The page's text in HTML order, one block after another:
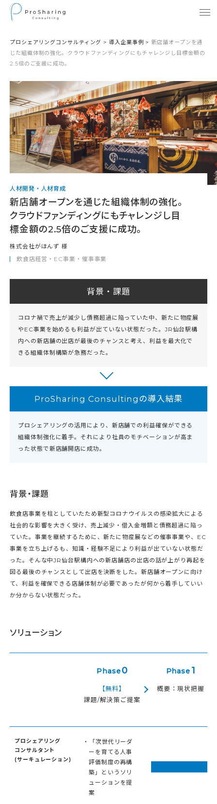
プロシェアリングコンサルティング >導入企業事例 > 新店舗オープンを通
じた組織体制の強化。クラウドファンディングにもチャレンジし目標金額の
2.5倍のご支援に成功。
人材開発・人材育成
新店舗オープンを通じた組織体制の強化。
クラウドファンディングにもチャレンジし目
標金額の2.5倍のご支援に成功。
株式会社がほんず 様
飲食店経営・EC事業・催事事業
背景・課題
コロナ禍で売上が減少し債務超過に陥っていた中、新たに物産展
やEC事業を始めるも利益が出ていない状態だった。JR仙台駅構
内への新店舗の出店が最後のチャンスと考え、利益を最大化で
きる組織体制構築が急務だった。
ProSharing Consultingの導入結果
プロシェアリングの活用により、新店舗での利益確保ができる
組織体制強化に着手。それにより社員のモチベーションが高ま
った状態で新店舗開店に成功。
背景・課題
飲食店事業を柱としていたため新型コロナウイルスの感染拡大による
社会的な影響を大きく受け、売上減少・借入金増額と債務超過に陥っ
ていた。事業を継続するために、新たに物産展などの催事事業や、EC
事業を立ち上げるも、知識・経験不足により利益が出ていない状態だ
った。そんな中JR仙台駅構内への新店舗店の出店の話が上がり再起を
図る最後のチャンスとして出店を決断をした。新店舗オープンに向け
て、利益を確保できる店舗体制が必要であったが何から着手していい
か分からない状態だった。
ソリューション
Phase0
【無料】
課題/解決策ご提案
Phase 1
概要：現状把握
プロシェアリング
コンサルタント
(サーキュレーション)
・「次世代リーダ
ーを育てる人事
評価制度の再構
築」というソリ
ューションを提
案